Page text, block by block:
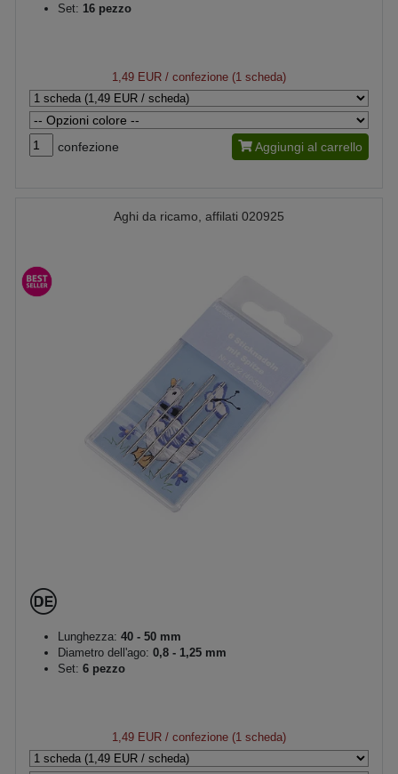
Set: 16 pezzo
1,49 EUR / confezione (1 scheda)
confezione Aggiungi al carrello
Aghi da ricamo, affilati 020925
Lunghezza: 40 - 50 mm
Diametro dell'ago: 0,8 - 1,25 mm
Set: 6 pezzo
1,49 EUR / confezione (1 scheda)